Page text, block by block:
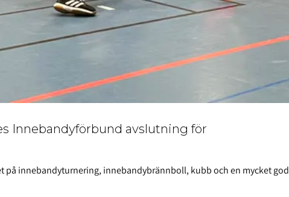
Innebandyförbund avslutning för
på innebandyturnering, innebandybrännboll, kubb och en mycket god